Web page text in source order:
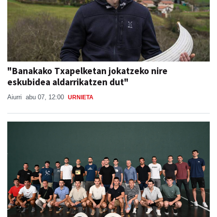
"Banakako Txapelketan jokatzeko nire
eskubidea aldarrikatzen dut"
Aiurri abu 07, 12:00 URNIETA